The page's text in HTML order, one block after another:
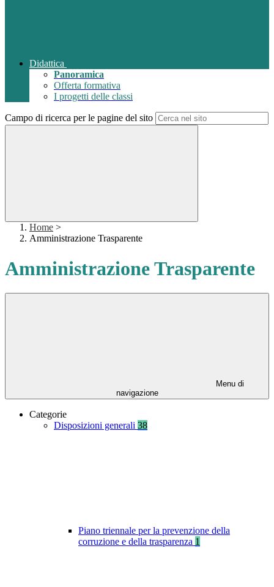
Didattica
Panoramica
Offerta formativa
I progetti delle classi
Campo di ricerca per le pagine del sito
Home >
Amministrazione Trasparente
Amministrazione Trasparente
Menu di
navigazione
Categorie
Disposizioni generali 38
Piano triennale per la prevenzione della
corruzione e della trasparenza 1